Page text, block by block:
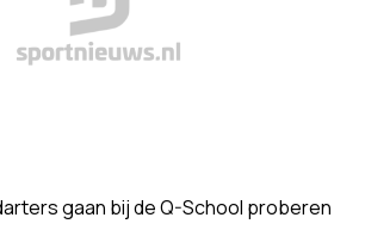
gaan bij de Q-School proberen